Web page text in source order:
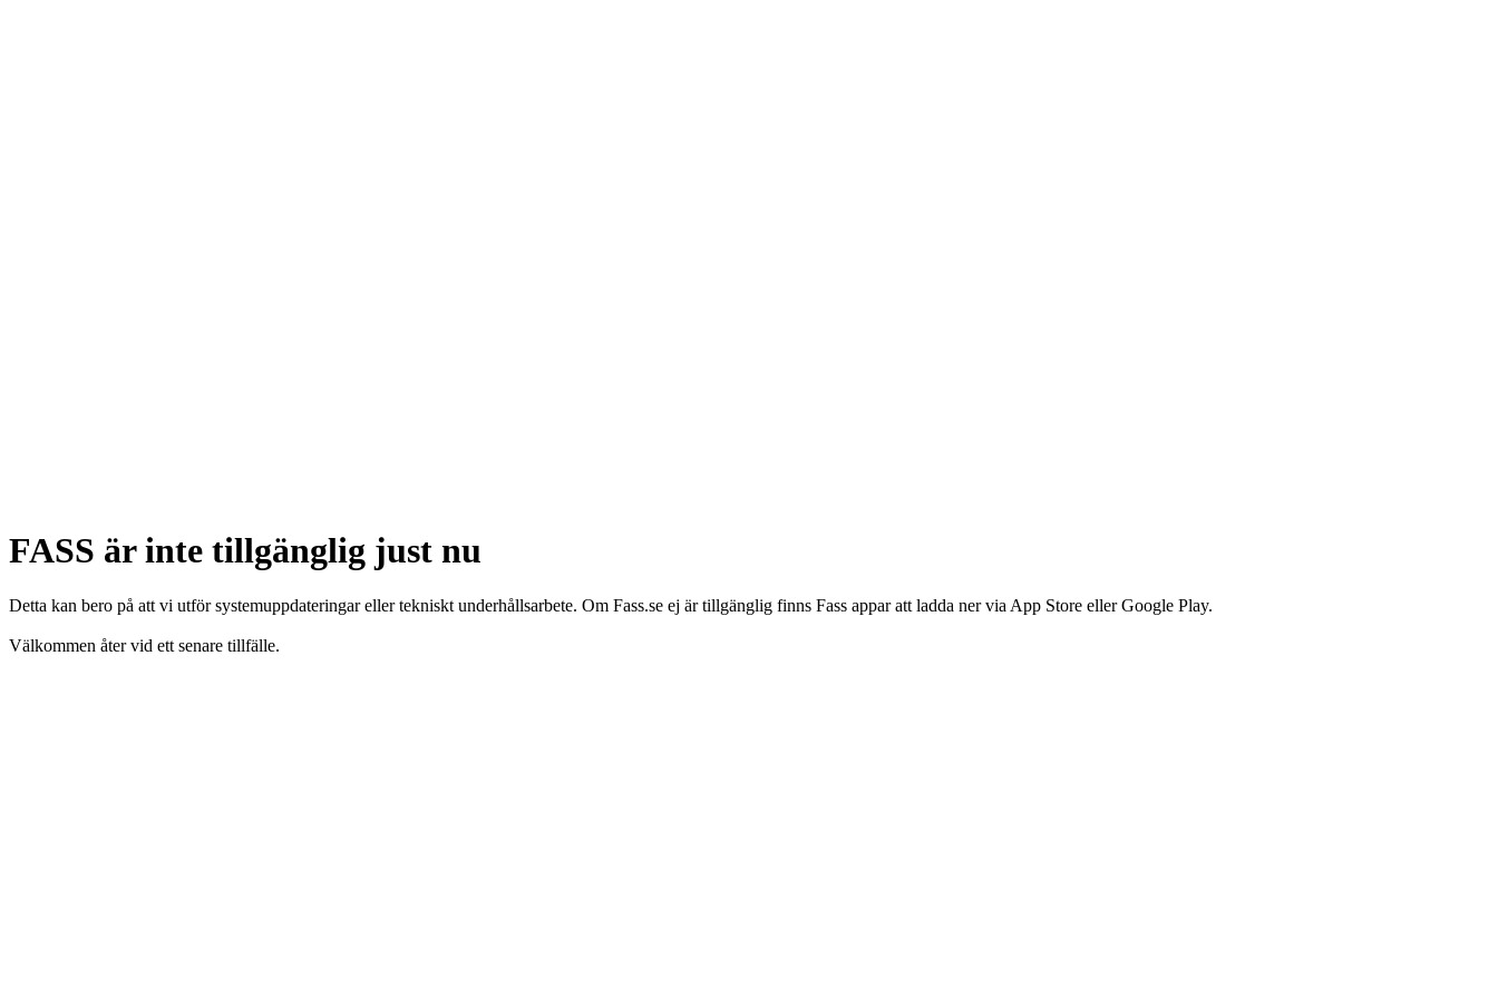
FASS är inte tillgänglig just nu
Detta kan bero på att vi utför systemuppdateringar eller tekniskt underhållsarbete. Om Fass.se ej är tillgänglig finns Fass appar att ladda ner via App Store eller Google Play.
Välkommen åter vid ett senare tillfälle.